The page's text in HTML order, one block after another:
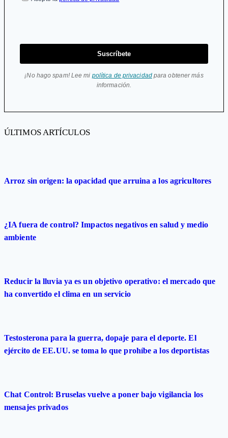
Suscríbete
¡No hago spam! Lee mi política de privacidadpara obtener más
información.
ÚLTIMOS ARTÍCULOS
Arroz sin origen: la opacidad que arruina a los agricultores
¿IA fuera de control? Impactos negativos en salud y medio
ambiente
Reducir la lluvia ya es un objetivo operativo: el mercado que
ha convertido el clima en un servicio
Testosterona para la guerra, dopaje para el deporte. El
ejército de EE.UU. se toma lo que prohíbe a los deportistas
Chat Control: Bruselas vuelve a poner bajo vigilancia los
mensajes privados